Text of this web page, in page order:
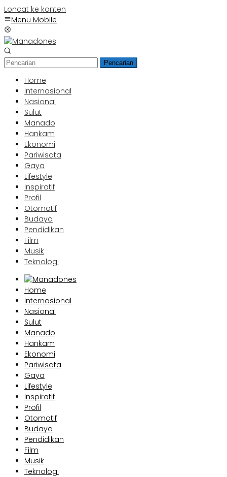
Loncat ke konten
Menu Mobile
Pencarian
Home
Internasional
Nasional
Sulut
Manado
Hankam
Ekonomi
Pariwisata
Gaya
Lifestyle
Inspiratif
Profil
Otomotif
Budaya
Pendidikan
Film
Musik
Teknologi
Home
Internasional
Nasional
Sulut
Manado
Hankam
Ekonomi
Pariwisata
Gaya
Lifestyle
Inspiratif
Profil
Otomotif
Budaya
Pendidikan
Film
Musik
Teknologi